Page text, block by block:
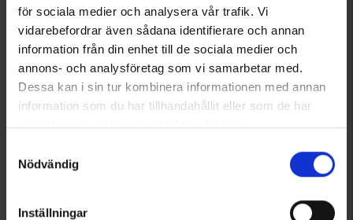
för sociala medier och analysera vår trafik. Vi
vidarebefordrar även sådana identifierare och annan
information från din enhet till de sociala medier och
annons- och analysföretag som vi samarbetar med.
Dessa kan i sin tur kombinera informationen med annan
information som du har tillhandahållit eller som de har
samlat in när du har använt deras tjänster.
Nödvändig
Inställningar